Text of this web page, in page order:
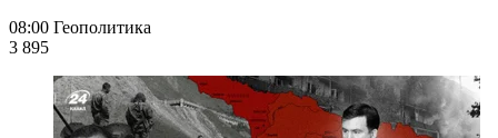
08:00 Геополитика
3 895